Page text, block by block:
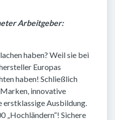
Arbeitgeber:
haben? Weil sie bei
Europas
haben! Schließlich
innovative
erstklassige Ausbildung.
„Hochländern“! Sichere